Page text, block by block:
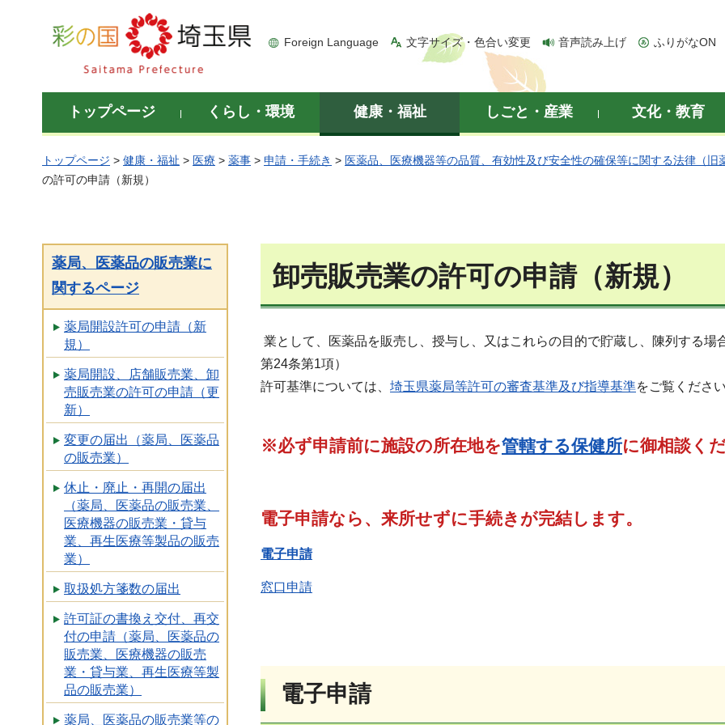
彩の国 埼玉県
Foreign Language 文字サイズ・色合い変更 音声読み上げ ふりがなON
トップページ くらし・環境 健康・福祉 しごと・産業 文化・教育
トップページ > 健康・福祉 > 医療 > 薬事 > 申請・手続き > 医薬品、医療機器等の品質、有効性及び安全性の確保等に関する法律（旧
の許可の申請（新規）
薬局、医薬品の販売業に
関するページ
薬局開設許可の申請（新
規）
薬局開設、店舗販売業、卸
売販売業の許可の申請（更
新）
変更の届出（薬局、医薬品
の販売業）
休止・廃止・再開の届出
（薬局、医薬品の販売業、
医療機器の販売業・貸与
業、再生医療等製品の販売
業）
取扱処方箋数の届出
許可証の書換え交付、再交
付の申請（薬局、医薬品の
販売業、医療機器の販売
業・貸与業、再生医療等製
品の販売業）
薬局、医薬品の販売業等の
卸売販売業の許可の申請（新規）
業として、医薬品を販売し、授与し、又はこれらの目的で貯蔵し、陳列する
第24条第1項）
許可基準については、 埼玉県薬局等許可の審査基準及び指導基準をご覧ください
※必ず申請前に施設の所在地を管轄する保健所に御相談く
電子申請なら、来所せずに手続きが完結します。
電子申請
窓口申請
電子申請